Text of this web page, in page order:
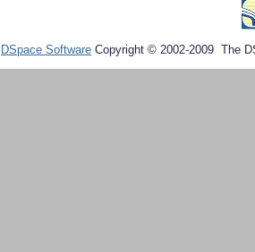
DSpace Software Copyright © 2002-2009 The